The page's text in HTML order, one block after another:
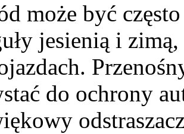
może być
jesienią i
do ochrony